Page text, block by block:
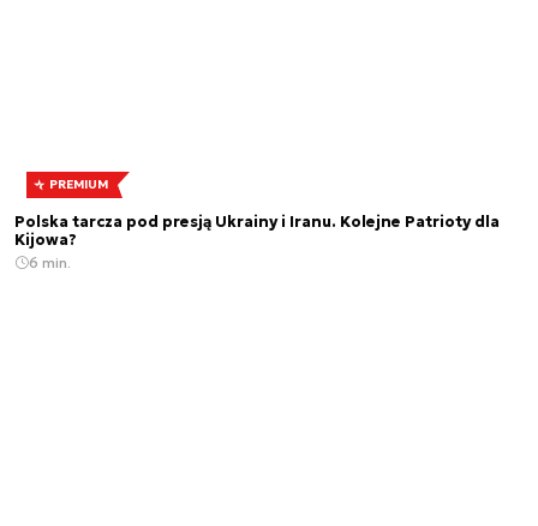
PREMIUM
Polska tarcza pod presją Ukrainy i Iranu. Kolejne Patrioty dla
Kijowa?
6 min.